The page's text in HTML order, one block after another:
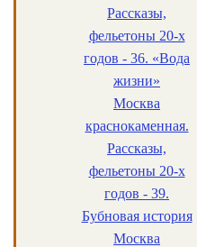
Рассказы,
фельетоны 20-х
годов - 36. «Вода
жизни»
Москва
краснокаменная.
Рассказы,
фельетоны 20-х
годов - 39.
Бубновая история
Москва